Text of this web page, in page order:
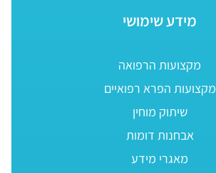
מידע שימושי
מקצועות הרפואה
מקצועות הפרא רפואיים
שיתוק מוחין
אבחנות דומות
מאגרי מידע